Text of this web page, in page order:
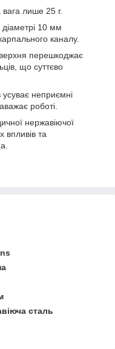
лише 25 г.
діаметрі 10 мм
каналу.
перешкоджає
що суттєво
неприємні
роботі.
нержавіючої
впливів та
сталь